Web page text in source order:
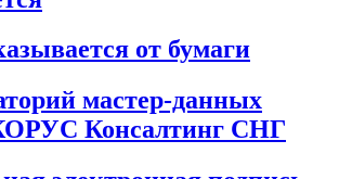
от бумаги
мастер-данных
Консалтинг СНГ